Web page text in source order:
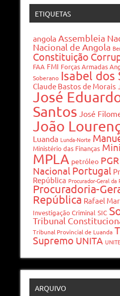
ETIQUETAS
angola Assembleia
Nacional de Angola
Constituição
FAA FMI Forças Armadas
Soberano Isabel dos
Claude Bastos de Morais
José
Santos José
João
Luanda Lunda-Norte
Ministério das Finanças
MPLA petróleo PGR
Nacional Portugal
República Procurador-Geral da
Procuradoria-
República Rafael
Investigação Criminal SIC
Tribunal
Tribunal Provincial de Luanda
Supremo UNITA
ARQUIVO